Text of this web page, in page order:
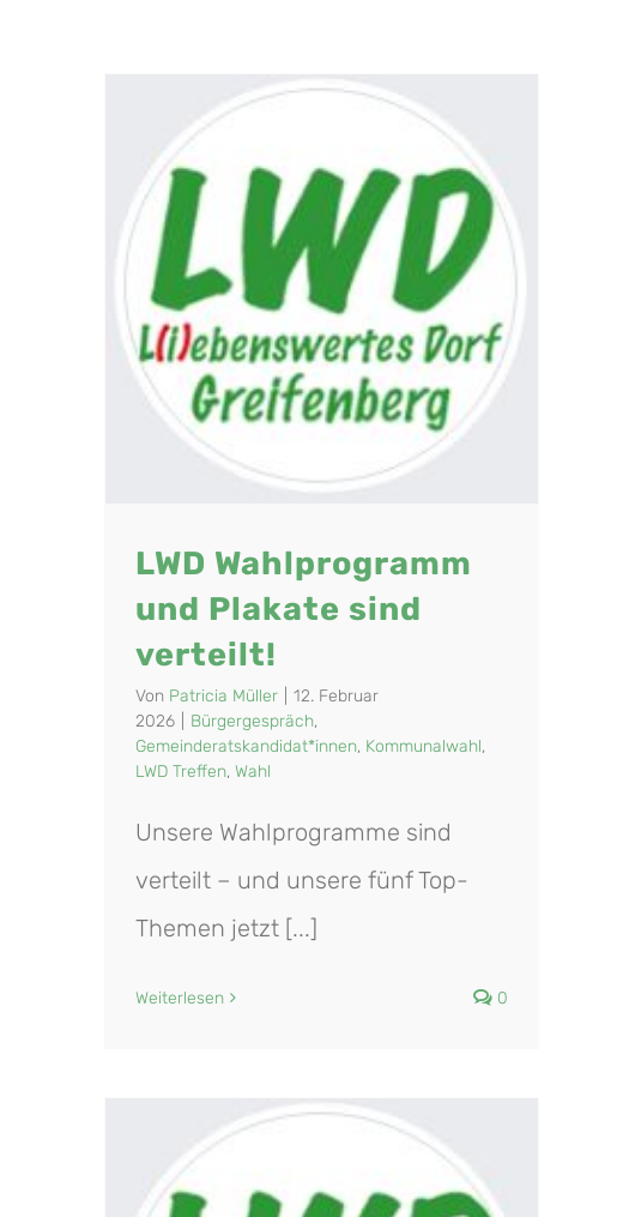
LWD Wahlprogramm
und Plakate sind
verteilt!
Von Patricia Müller
12. Februar
2026
Bürgergespräch,
Gemeinderatskandidat*innen, Kommunalwahl,
LWD Treffen, Wahl
Unsere Wahlprogramme sind
verteilt – und unsere fünf Top-
Themen jetzt [...]
Weiterlesen 0